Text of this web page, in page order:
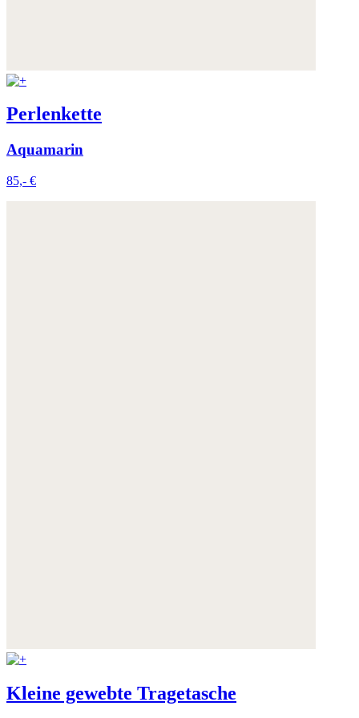
Perlenkette
Aquamarin
85,- €
Kleine gewebte Tragetasche